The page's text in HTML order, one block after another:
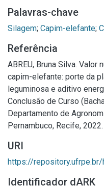
Palavras-chave
Silagem; Capim-elefante;
Referência
ABREU, Bruna Silva.
capim-elefante: porte da
leguminosa e aditivo
Conclusão de Curso
Departamento de
Pernambuco, Recife, 2022.
URI
https://
Identificador dARK